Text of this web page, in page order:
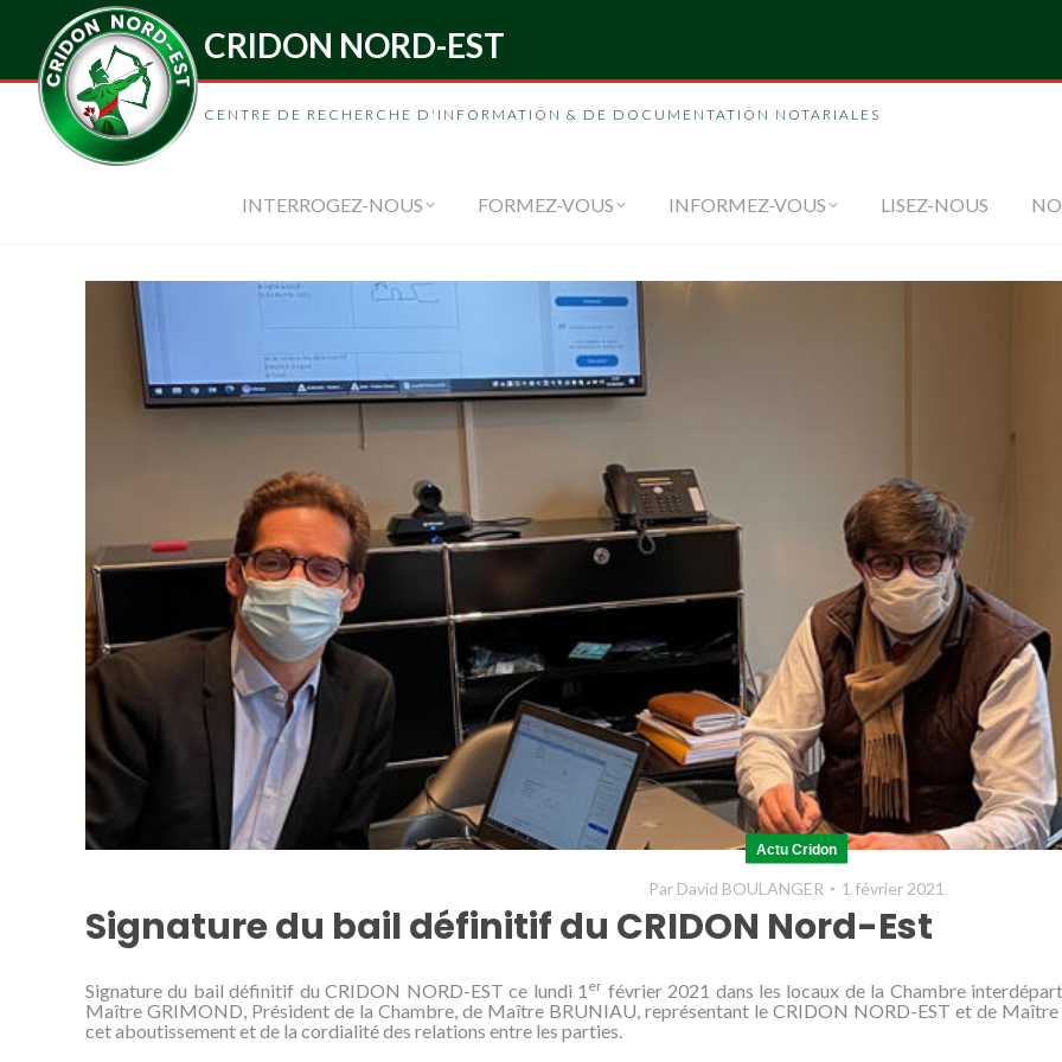
CRIDON NORD-EST
CENTRE DE RECHERCHE D'INFORMATION & DE DOCUMENTATION NOTARIALES
INTERROGEZ-NOUS FORMEZ-VOUS INFORMEZ-VOUS LISEZ-NOUS
Actu Cridon
Par David BOULANGER 1 février 2021
Signature du bail définitif du CRIDON Nord-Est
Signature du bail définitif du CRIDON NORD-EST ce lundi 1 er février 2021 dans les locaux de la Chambre
Maître GRIMOND, Président de la Chambre, de Maître BRUNIAU, représentant le CRIDON NORD-EST et de Maître
cet aboutissement et de la cordialité des relations entre les parties.
INTERROGEZ-NOUS